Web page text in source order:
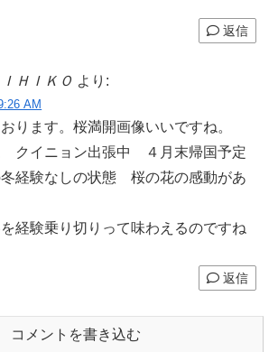
返信
ＨＩＫＯ より:
AM
ります。桜満開画像いいですね。
クイニョン出張中 ４月末帰国予定
経験なしの状態 桜の花の感動があ
経験乗り切りって味わえるのですね
返信
コメントを書き込む